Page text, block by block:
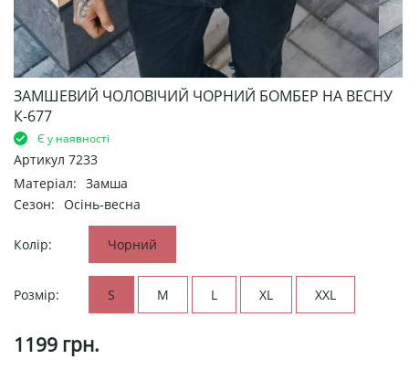
ЗАМШЕВИЙ ЧОЛОВІЧИЙ ЧОРНИЙ БОМБЕР НА ВЕСНУ
К-677
Є у наявності
Артикул 7233
Матеріал: Замша
Сезон: Осінь-весна
Колір: Чорний
Розмір: S M L XL XXL
1199 грн.